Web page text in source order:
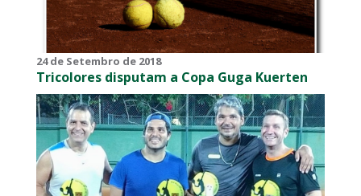
24 de Setembro de 2018
Tricolores disputam a Copa Guga Kuerten